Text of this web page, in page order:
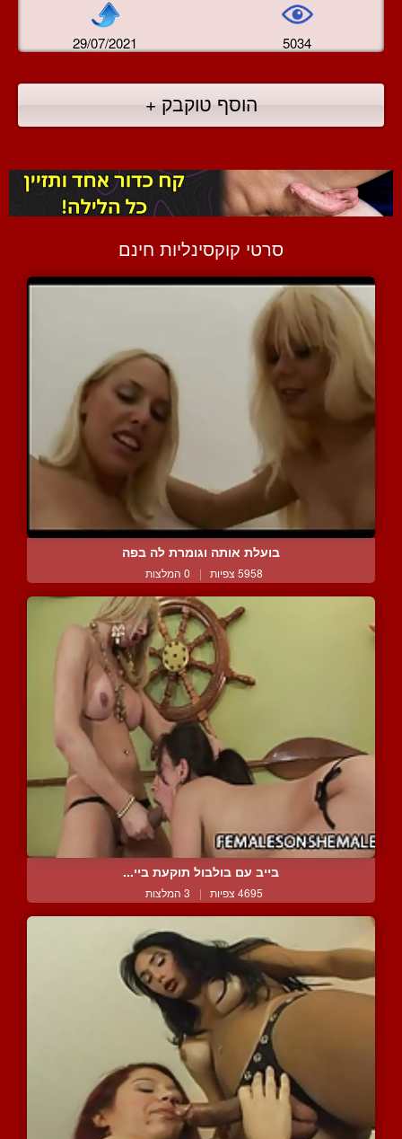
29/07/2021 5034
הוסף טוקבק +
סרטי קוקסינליות חינם
בועלת אותה וגומרת לה בפה
5958 צפיות | 0 המלצות
בייב עם בולבול תוקעת ביי...
4695 צפיות | 3 המלצות